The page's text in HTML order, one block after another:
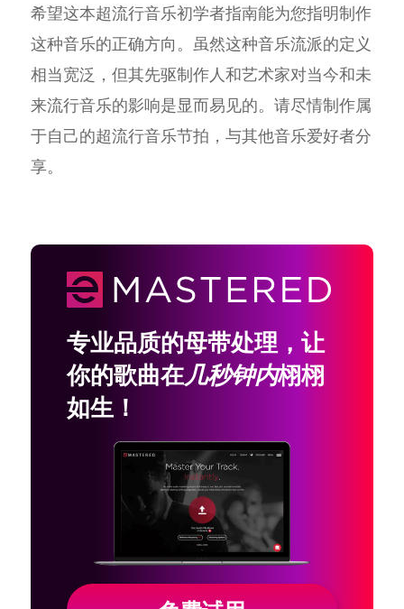
希望这本超流行音乐初学者指南能为您指明制作
这种音乐的正确方向。虽然这种音乐流派的定义
相当宽泛，但其先驱制作人和艺术家对当今和未
来流行音乐的影响是显而易见的。请尽情制作属
于自己的超流行音乐节拍，与其他音乐爱好者分
享。
专业品质的母带处理，让
你的歌曲在几秒钟内栩栩
如生！